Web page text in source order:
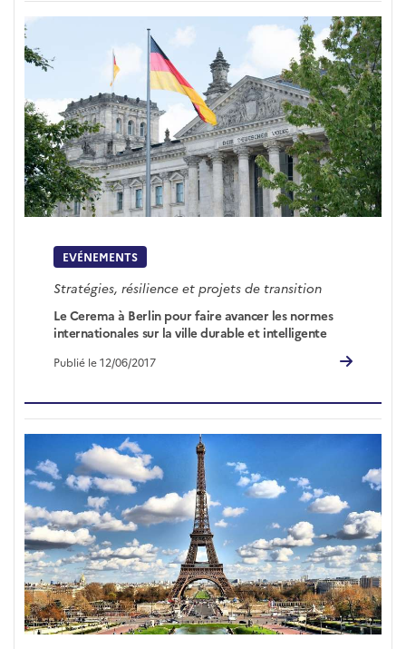
EVÉNEMENTS
Stratégies, résilience et projets de transition
Le Cerema à Berlin pour faire avancer les normes
internationales sur la ville durable et intelligente
Publié le 12/06/2017